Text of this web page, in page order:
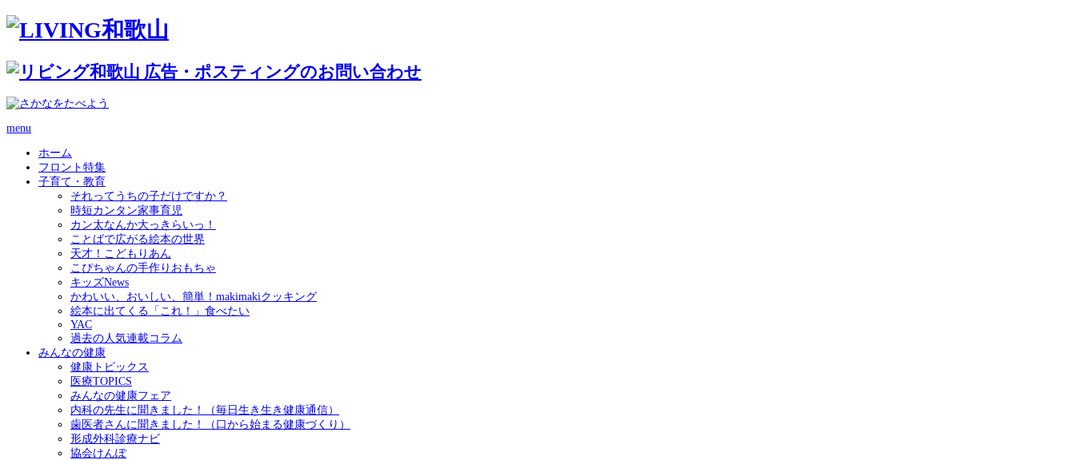
menu
ホーム
フロント特集
子育て・教育
それってうちの子だけですか？
時短カンタン家事育児
カン太なんか大っきらいっ！
ことばで広がる絵本の世界
天才！こどもりあん
こぴちゃんの手作りおもちゃ
キッズNews
かわいい、おいしい、簡単！makimakiクッキング
絵本に出てくる「これ！」食べたい
YAC
過去の人気連載コラム
みんなの健康
健康トピックス
医療TOPICS
みんなの健康フェア
内科の先生に聞きました！（毎日生き生き健康通信）
歯医者さんに聞きました！（口から始まる健康づくり）
形成外科診療ナビ
協会けんぽ